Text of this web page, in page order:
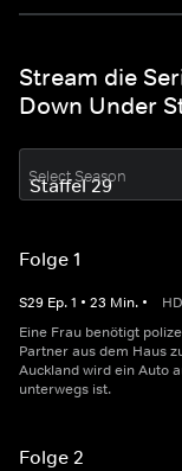
Stream die
Down Under
Select Season
Folge 1
S29 Ep.1 • 23 Min. • HD
Eine Frau benötigt
Partner aus dem Haus
Auckland wird ein Auto
unterwegs ist.
Folge 2